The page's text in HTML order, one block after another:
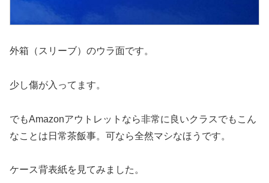
外箱（スリーブ）のウラ面です。
少し傷が入ってます。
でもAmazonアウトレットなら非常に良いクラスでもこん
なことは日常茶飯事。可なら全然マシなほうです。
ケース背表紙を見てみました。